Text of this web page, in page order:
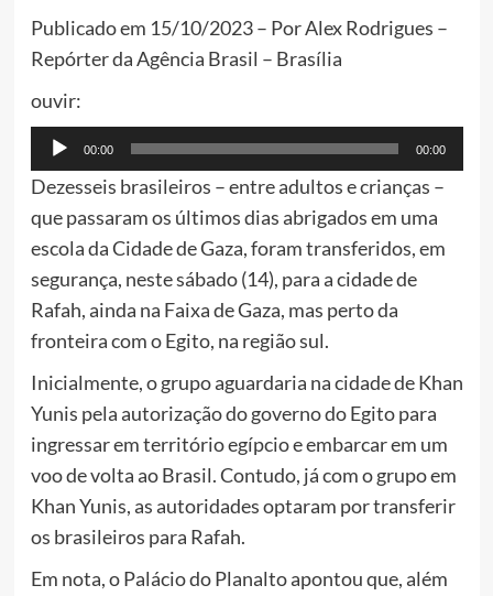
Publicado em 15/10/2023 – Por Alex Rodrigues –
Repórter da Agência Brasil – Brasília
ouvir:
Tocador
de
00:00 00:00
Dezesseis brasileiros – entre adultos e crianças –
que passaram os últimos dias abrigados em uma
escola da Cidade de Gaza, foram transferidos, em
segurança, neste sábado (14), para a cidade de
Rafah, ainda na Faixa de Gaza, mas perto da
fronteira com o Egito, na região sul.
Inicialmente, o grupo aguardaria na cidade de Khan
Yunis pela autorização do governo do Egito para
ingressar em território egípcio e embarcar em um
voo de volta ao Brasil. Contudo, já com o grupo em
Khan Yunis, as autoridades optaram por transferir
os brasileiros para Rafah.
Em nota, o Palácio do Planalto apontou que, além